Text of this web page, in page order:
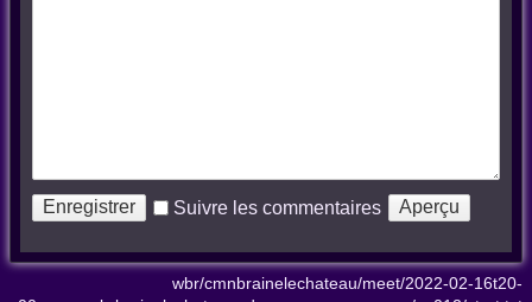
Suivre les commentaires
wbr/cmnbrainelechateau/meet/2022-02-16t20-